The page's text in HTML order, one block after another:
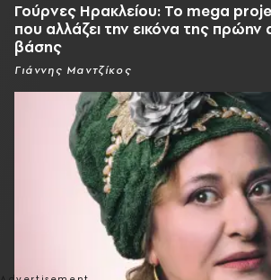
Γούρνες Ηρακλείου: To mega
που αλλάζει την εικόνα της πρώην
βάσης
Γιάννης Μαντζίκος